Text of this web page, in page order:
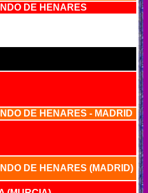
DE HENARES
DE HENARES - MADRID
DE HENARES (MADRID)